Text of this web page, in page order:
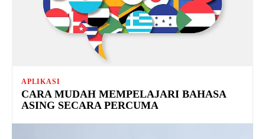
APLIKASI
CARA MUDAH MEMPELAJARI BAHASA
ASING SECARA PERCUMA